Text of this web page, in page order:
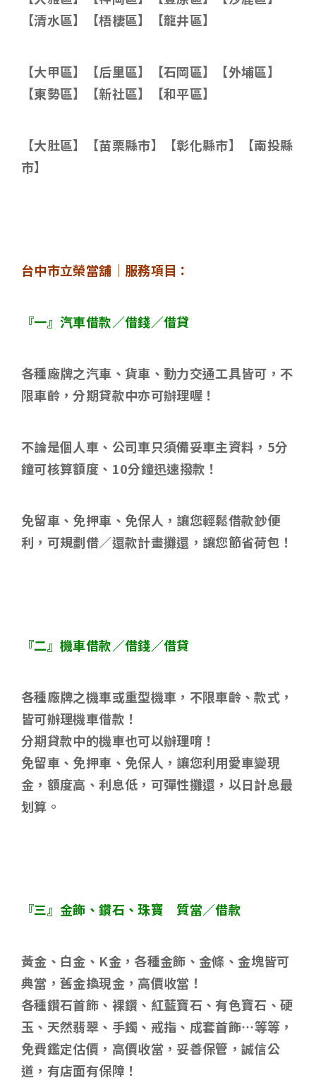
【清水區】【梧棲區】【龍井區】
【大甲區】【后里區】【石岡區】【外埔區】
【東勢區】【新社區】【和平區】
【大肚區】【苗栗縣市】【彰化縣市】【南投縣
市】
台中市立榮當舖｜服務項目：
『一』汽車借款／借錢／借貸
各種廠牌之汽車、貨車、動力交通工具皆可，不
限車齡，分期貸款中亦可辦理喔！
不論是個人車、公司車只須備妥車主資料， 5分
鐘可核算額度、 10分鐘迅速撥款！
免留車、免押車、免保人，讓您輕鬆借款鈔便
利，可規劃借／還款計畫攤還，讓您節省荷包！
『二』機車借款／借錢／借貸
各種廠牌之機車或重型機車，不限車齡、款式，
皆可辦理機車借款！
分期貸款中的機車也可以辦理唷！
免留車、免押車、免保人，讓您利用愛車變現
金，額度高、利息低，可彈性攤還，以日計息最
划算。
『三』金飾、鑽石、珠寶 質當／借款
黃金、白金、 K金，各種金飾、金條、金塊皆可
典當，舊金換現金，高價收當！
各種鑽石首飾、裸鑽、紅藍寶石、有色寶石、硬
玉、天然翡翠、手鐲、戒指、成套首飾…等等，
免費鑑定估價，高價收當，妥善保管，誠信公
道，有店面有保障！